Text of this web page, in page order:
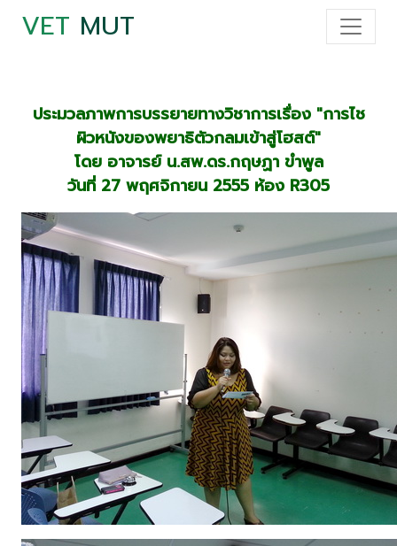
VET MUT
ประมวลภาพการบรรยายทางวิชาการเรื่อง "การไช
ผิวหนังของพยาธิตัวกลมเข้าสู่โฮสต์"
โดย อาจารย์ น.สพ.ดร.กฤษฏา ขำพูล
วันที่ 27 พฤศจิกายน 2555 ห้อง R305